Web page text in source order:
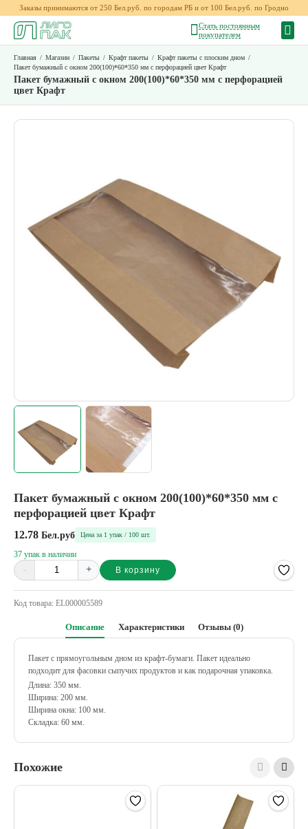
Заказы принимаются от 250 Бел.руб. по городам РБ и от 100 Бел.руб. по Гродно
Стать постоянным
покупателем
Главная / Магазин / Пакеты / Крафт пакеты / Крафт пакеты с плоским дном /
Пакет бумажный с окном 200(100)*60*350 мм с перфорацией цвет Крафт
Пакет бумажный с окном 200(100)*60*350 мм с перфорацией
цвет Крафт
Пакет бумажный с окном 200(100)*60*350 мм с
перфорацией цвет Крафт
12.78 Бел.руб Цена за 1 упак / 100 шт.
37 упак в наличии
- + В корзину
Alternative:
Код товара: EL000005589
Описание Характеристики Отзывы (0)
Пакет с прямоугольным дном из крафт-бумаги. Пакет идеально
подходит для фасовки сыпучих продуктов и как подарочная упаковка.
Длина: 350 мм.
Ширина: 200 мм.
Ширина окна: 100 мм.
Складка: 60 мм.
Похожие